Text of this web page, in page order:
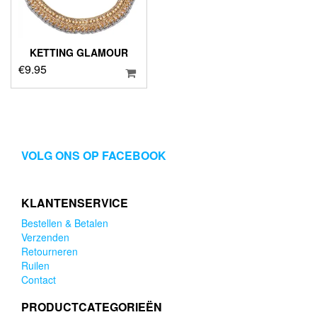
KETTING GLAMOUR
€9.95
VOLG ONS OP FACEBOOK
KLANTENSERVICE
Bestellen & Betalen
Verzenden
Retourneren
Ruilen
Contact
PRODUCTCATEGORIEËN